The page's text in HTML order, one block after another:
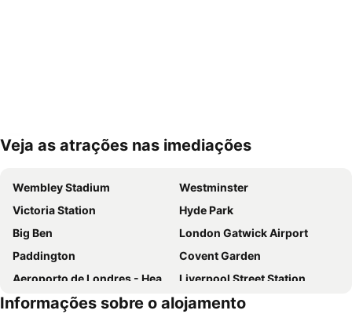
Ampliar mapa
Veja as atrações nas imediações
Wembley Stadium
Westminster
Victoria Station
Hyde Park
Big Ben
London Gatwick Airport
Paddington
Covent Garden
Aeroporto de Londres - Heathrow
Liverpool Street Station
Soho
Kings Cross
Informações sobre o alojamento